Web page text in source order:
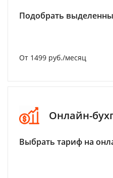
Подобрать
От 1499 руб./месяц
Онлайн-
Выбрать тариф на